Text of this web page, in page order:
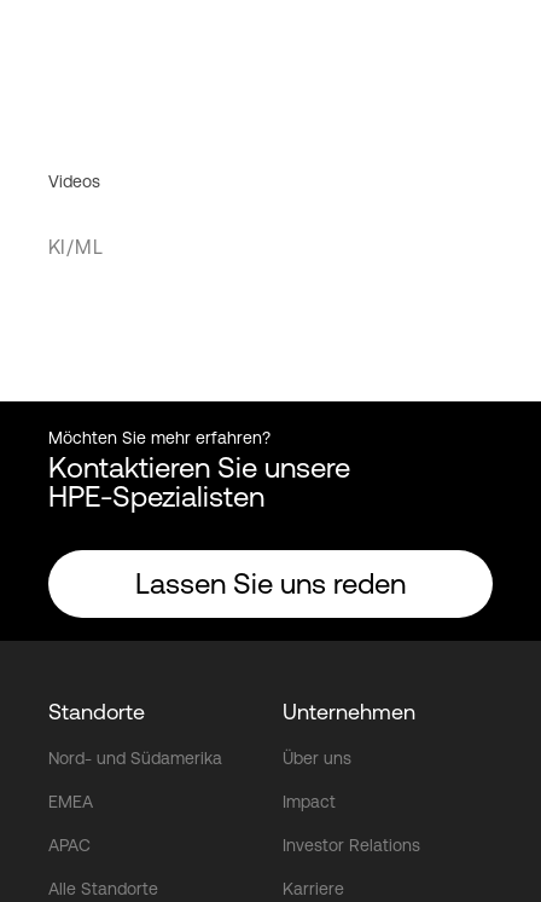
Videos
KI/ML
Möchten Sie mehr erfahren?
Kontaktieren Sie unsere
HPE-Spezialisten
Lassen Sie uns reden
Standorte
Nord- und Südamerika
EMEA
APAC
Alle Standorte
Unternehmen
Über uns
Impact
Investor Relations
Karriere